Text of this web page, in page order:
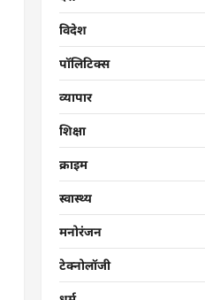
विदेश
पॉलिटिक्स
व्यापार
शिक्षा
क्राइम
स्वास्थ्य
मनोरंजन
टेक्नोलॉजी